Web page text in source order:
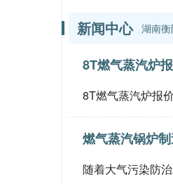
新闻中心 湖南
8T燃气蒸汽炉
8T燃气蒸汽炉报
燃气蒸汽锅炉
随着大气污染防